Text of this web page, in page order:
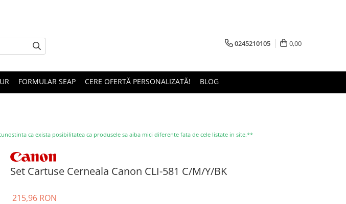
0245210105 0,00
FORMULAR SEAP CERE OFERTĂ PERSONALIZATĂ! BLOG
ca exista posibilitatea ca produsele sa aiba mici diferente fata de cele listate in site.**
Set Cartuse Cerneala Canon CLI-581 C/M/Y/BK
215,96 RON